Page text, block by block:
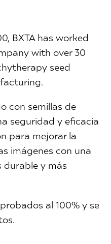
BXTA has worked
with over 30
seed
con semillas de
seguridad y eficacia
para mejorar la
imágenes con una
y más
al 100% y se